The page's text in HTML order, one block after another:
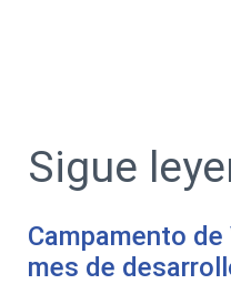
Sigue
Campamento
mes de